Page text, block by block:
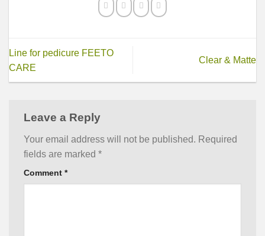
Line for pedicure FEETO
CARE
Clear & Matte
Leave a Reply
Your email address will not be published. Required
fields are marked *
Comment *